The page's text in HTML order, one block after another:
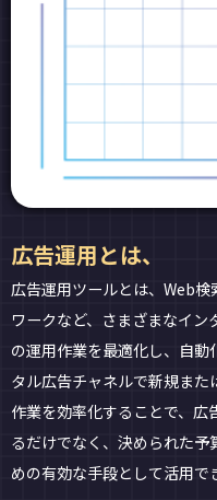
広告運用とは、
広告運用ツールとは、Web
ワークなど、さまざまなイ
の運用作業を最適化し、自
タル広告チャネルで新規ま
作業を効率化することで、
るだけでなく、決められた
めの有効な手段として活用で